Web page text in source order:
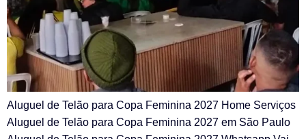
Aluguel de Telão para Copa Feminina 2027 Home Serviços
Aluguel de Telão para Copa Feminina 2027 em São Paulo